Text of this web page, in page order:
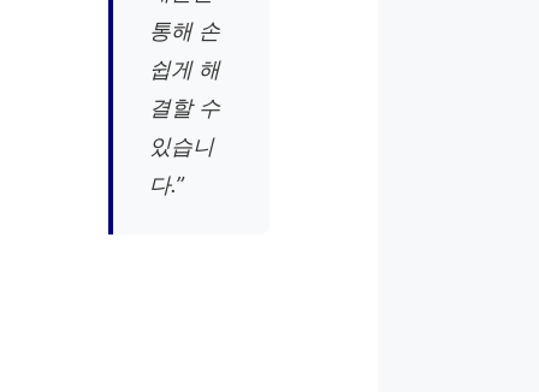
통해 손
쉽게 해
결할 수
있습니
다.”